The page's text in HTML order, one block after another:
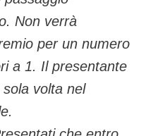
Non verrà
per un numero
a 1. Il presentante
volta nel